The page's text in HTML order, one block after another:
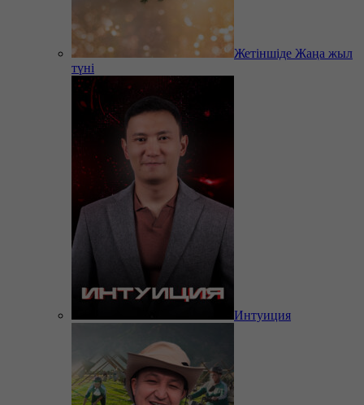
Жетіншіде Жаңа жыл
түні
Интуиция